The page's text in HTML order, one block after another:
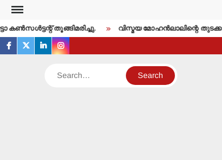
Skip
content
കണ്‍സള്‍ട്ടന്റ് തൂങ്ങിമരിച്ചു. വിസ്മയ മോഹന്‍ലാലിന്റെ തുടക്കം
facebook
twitterlinkedininstagram
Search